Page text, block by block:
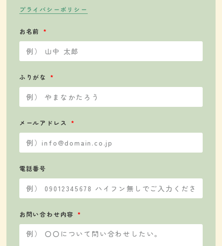
プライバシーポリシー
お名前
ふりがな
メールアドレス
電話番号
お問い合わせ内容